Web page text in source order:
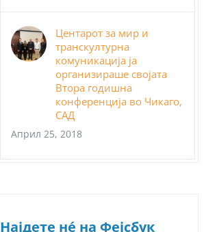
Центарот за мир и
транскултурна
комуникација ја
организираше својата
Втора годишна
конференција во Чикаго,
САД
Април 25, 2018
Најдете нé на Фејсбук